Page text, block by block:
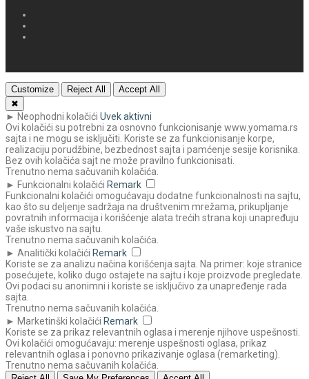
Customize Reject All
Accept All
✖
► Neophodni kolačići Uvek aktivni
Ovi kolačići su potrebni za osnovno funkcionisanje www.yomama.rs
sajta i ne mogu se isključiti. Koriste se za funkcionisanje korpe,
realizaciju porudžbine, bezbednost sajta i pamćenje sesije korisnika.
Bez ovih kolačića sajt ne može pravilno funkcionisati.
Trenutno nema sačuvanih kolačića.
► Funkcionalni kolačići Remark
Funkcionalni kolačići omogućavaju dodatne funkcionalnosti na sajtu,
kao što su deljenje sadržaja na društvenim mrežama, prikupljanje
povratnih informacija i korišćenje alata trećih strana koji unapređuju
vaše iskustvo na sajtu.
Trenutno nema sačuvanih kolačića.
► Analitički kolačići Remark
Koriste se za analizu načina korišćenja sajta. Na primer: koje stranice
posećujete, koliko dugo ostajete na sajtu i koje proizvode pregledate.
Ovi podaci su anonimni i koriste se isključivo za unapređenje rada
sajta.
Trenutno nema sačuvanih kolačića.
► Marketinški kolačići Remark
Koriste se za prikaz relevantnih oglasa i merenje njihove uspešnosti.
Ovi kolačići omogućavaju: merenje uspešnosti oglasa, prikaz
relevantnih oglasa i ponovno prikazivanje oglasa (remarketing).
Trenutno nema sačuvanih kolačića.